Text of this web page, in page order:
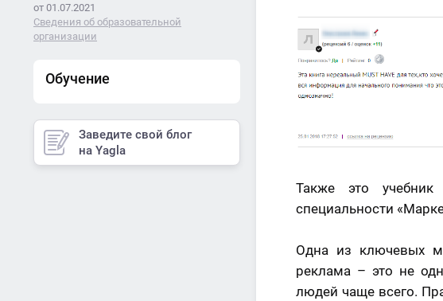
Также это
специальности
Одна из ключевых
реклама – это не
людей чаще всего.
от 01.07.2021
Сведения об образовательной
организации
Обучение
Заведите свой блог
на Yagla